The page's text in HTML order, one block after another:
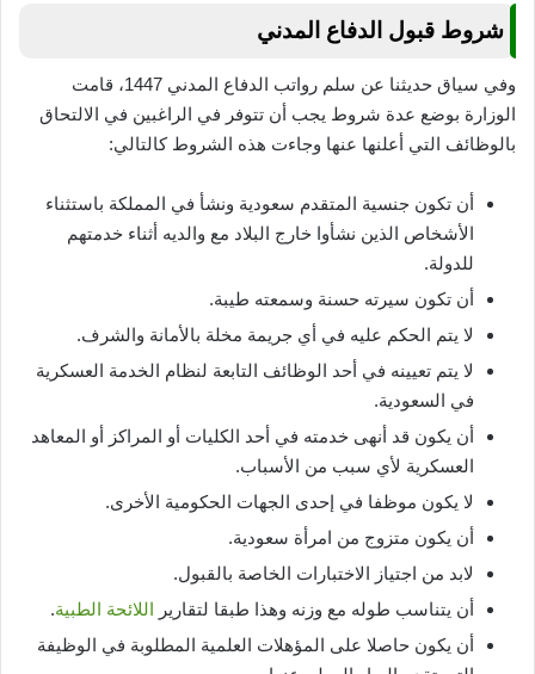
شروط قبول الدفاع المدني
وفي سياق حديثنا عن سلم رواتب الدفاع المدني 1447، قامت
الوزارة بوضع عدة شروط يجب أن تتوفر في الراغبين في الالتحاق
بالوظائف التي أعلنها عنها وجاءت هذه الشروط كالتالي:
أن تكون جنسية المتقدم سعودية ونشأ في المملكة باستثناء
الأشخاص الذين نشأوا خارج البلاد مع والديه أثناء خدمتهم
للدولة.
أن تكون سيرته حسنة وسمعته طيبة.
لا يتم الحكم عليه في أي جريمة مخلة بالأمانة والشرف.
لا يتم تعيينه في أحد الوظائف التابعة لنظام الخدمة العسكرية
في السعودية.
أن يكون قد أنهى خدمته في أحد الكليات أو المراكز أو المعاهد
العسكرية لأي سبب من الأسباب.
لا يكون موظفا في إحدى الجهات الحكومية الأخرى.
أن يكون متزوج من امرأة سعودية.
لابد من اجتياز الاختبارات الخاصة بالقبول.
أن يتناسب طوله مع وزنه وهذا طبقا لتقارير اللائحة الطبية.
أن يكون حاصلا على المؤهلات العلمية المطلوبة في الوظيفة